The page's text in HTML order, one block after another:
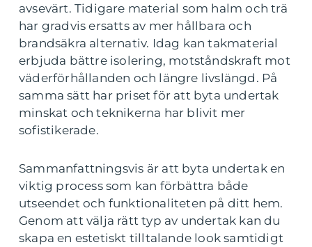
avsevärt. Tidigare material som halm och trä
har gradvis ersatts av mer hållbara och
brandsäkra alternativ. Idag kan takmaterial
erbjuda bättre isolering, motståndskraft mot
väderförhållanden och längre livslängd. På
samma sätt har priset för att byta undertak
minskat och teknikerna har blivit mer
sofistikerade.
Sammanfattningsvis är att byta undertak en
viktig process som kan förbättra både
utseendet och funktionaliteten på ditt hem.
Genom att välja rätt typ av undertak kan du
skapa en estetiskt tilltalande look samtidigt